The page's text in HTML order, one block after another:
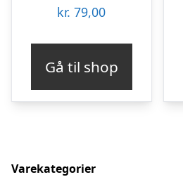
kr. 79,00
Gå til shop
Varekategorier